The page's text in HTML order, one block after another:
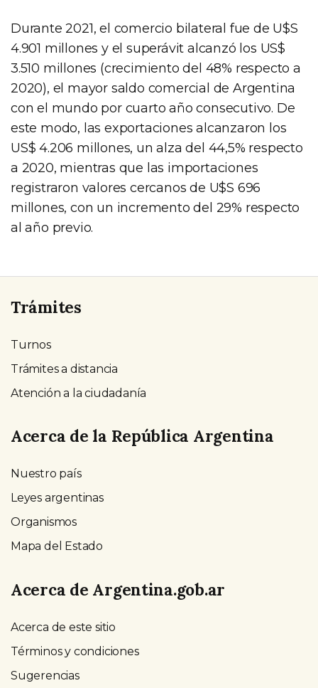
Durante 2021, el comercio bilateral fue de U$S
4.901 millones y el superávit alcanzó los US$
3.510 millones (crecimiento del 48% respecto a
2020), el mayor saldo comercial de Argentina
con el mundo por cuarto año consecutivo. De
este modo, las exportaciones alcanzaron los
US$ 4.206 millones, un alza del 44,5% respecto
a 2020, mientras que las importaciones
registraron valores cercanos de U$S 696
millones, con un incremento del 29% respecto
al año previo.
Trámites
Turnos
Trámites a distancia
Atención a la ciudadanía
Acerca de la República Argentina
Nuestro país
Leyes argentinas
Organismos
Mapa del Estado
Acerca de Argentina.gob.ar
Acerca de este sitio
Términos y condiciones
Sugerencias